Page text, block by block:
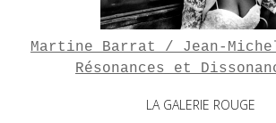
Martine Barrat / Jean-
Résonances et
LA GALERIE ROUGE